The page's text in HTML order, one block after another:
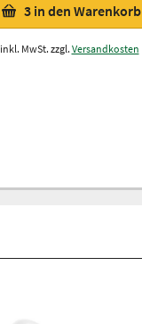
3 in den Warenkorb
inkl. MwSt. zzgl. Versandkosten